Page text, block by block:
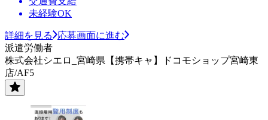
未経験OK
詳細を見る
応募画面に進む
派遣労働者
株式会社シエロ_宮崎県【携帯キャ】ドコモショップ宮崎東
店/AF5